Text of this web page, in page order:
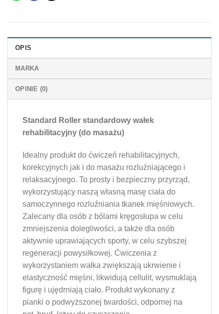
OPIS
MARKA
OPINIE (0)
Standard Roller standardowy wałek
rehabilitacyjny (do masażu)
Idealny produkt do ćwiczeń rehabilitacyjnych,
korekcyjnych jak i do masażu rozluźniającego i
relaksacyjnego. To prosty i bezpieczny przyrząd,
wykorzystujący naszą własną masę ciała do
samoczynnego rozluźniania tkanek mięśniowych.
Zalecany dla osób z bólami kręgosłupa w celu
zmniejszenia dolegliwości, a także dla osób
aktywnie uprawiających sporty, w celu szybszej
regeneracji powysiłkowej. Ćwiczenia z
wykorzystaniem wałka zwiększają ukrwienie i
elastyczność mięśni, likwidują cellulit, wysmuklają
figurę i ujędrniają ciało. Produkt wykonany z
pianki o podwyższonej twardości, odpornej na